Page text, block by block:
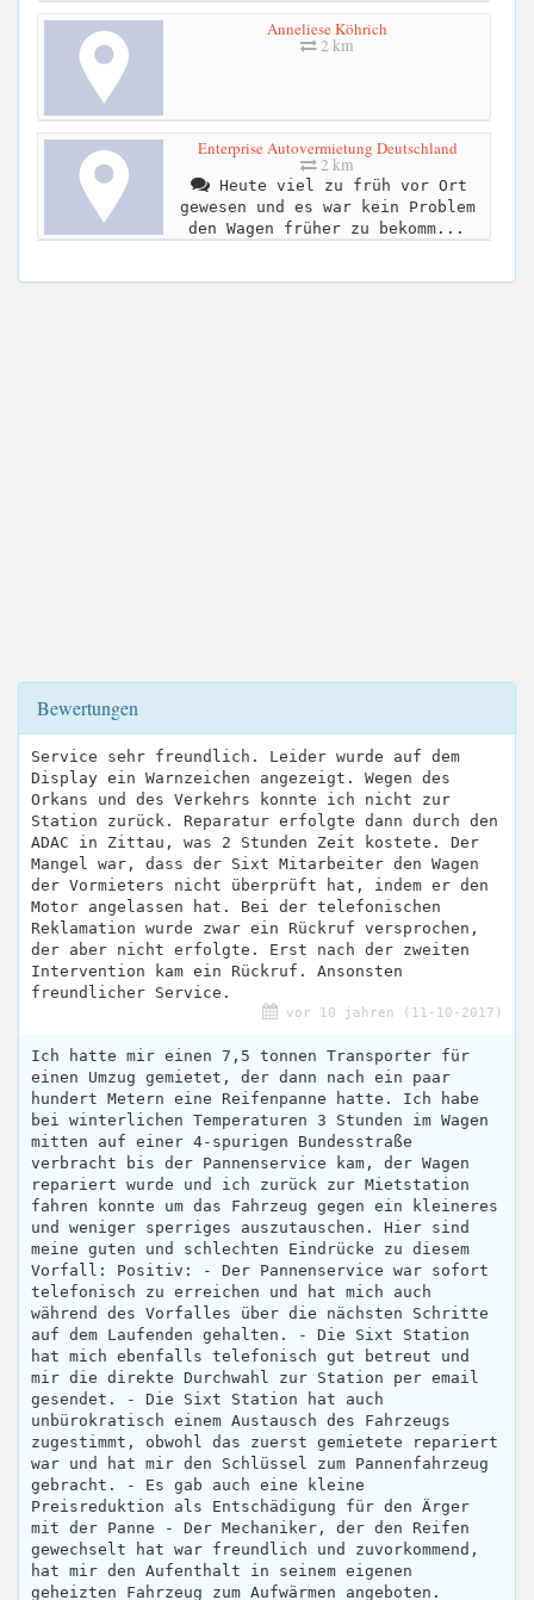
Anneliese Köhrich
2 km
Enterprise Autovermietung Deutschland
2 km
Heute viel zu früh vor Ort
gewesen und es war kein Problem
den Wagen früher zu bekomm...
Bewertungen
Service sehr freundlich. Leider wurde auf dem
Display ein Warnzeichen angezeigt. Wegen des
Orkans und des Verkehrs konnte ich nicht zur
Station zurück. Reparatur erfolgte dann durch den
ADAC in Zittau, was 2 Stunden Zeit kostete. Der
Mangel war, dass der Sixt Mitarbeiter den Wagen
der Vormieters nicht überprüft hat, indem er den
Motor angelassen hat. Bei der telefonischen
Reklamation wurde zwar ein Rückruf versprochen,
der aber nicht erfolgte. Erst nach der zweiten
Intervention kam ein Rückruf. Ansonsten
freundlicher Service.
vor 10 jahren (11-10-2017)
Ich hatte mir einen 7,5 tonnen Transporter für
einen Umzug gemietet, der dann nach ein paar
hundert Metern eine Reifenpanne hatte. Ich habe
bei winterlichen Temperaturen 3 Stunden im Wagen
mitten auf einer 4-spurigen Bundesstraße
verbracht bis der Pannenservice kam, der Wagen
repariert wurde und ich zurück zur Mietstation
fahren konnte um das Fahrzeug gegen ein kleineres
und weniger sperriges auszutauschen. Hier sind
meine guten und schlechten Eindrücke zu diesem
Vorfall: Positiv: - Der Pannenservice war sofort
telefonisch zu erreichen und hat mich auch
während des Vorfalles über die nächsten Schritte
auf dem Laufenden gehalten. - Die Sixt Station
hat mich ebenfalls telefonisch gut betreut und
mir die direkte Durchwahl zur Station per email
gesendet. - Die Sixt Station hat auch
unbürokratisch einem Austausch des Fahrzeugs
zugestimmt, obwohl das zuerst gemietete repariert
war und hat mir den Schlüssel zum Pannenfahrzeug
gebracht. - Es gab auch eine kleine
Preisreduktion als Entschädigung für den Ärger
mit der Panne - Der Mechaniker, der den Reifen
gewechselt hat war freundlich und zuvorkommend,
hat mir den Aufenthalt in seinem eigenen
geheizten Fahrzeug zum Aufwärmen angeboten.